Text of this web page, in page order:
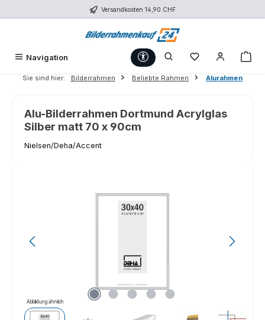
Zum Hauptinhalt springen Versandkosten 14,90 CHF
Navigation Werkzeugleiste anzeigen
Du hast 0
Sie sind hier: Bilderrahmen Beliebte Rahmen Alurahmen
Alu-Bilderrahmen Dortmund Acrylglas
Silber matt 70 x 90cm
Nielsen/Deha/Accent
Abbildung ähnlich